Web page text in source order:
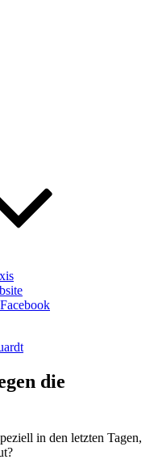
die
in den letzten Tagen,